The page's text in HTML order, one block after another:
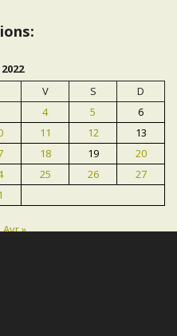
V S
D
4 5
6
11 12
13
18 19
20
25 26
27
Avr »